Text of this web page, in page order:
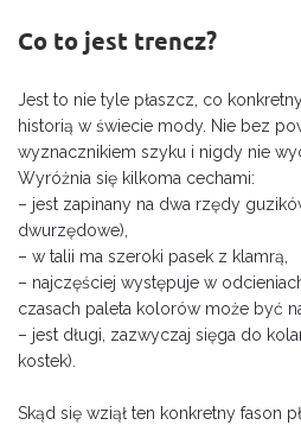
Co to jest trencz?
Jest to nie tyle płaszcz, co
historią w świecie mody. Nie bez
wyznacznikiem szyku i nigdy nie
Wyróżnia się kilkoma cechami:
– jest zapinany na dwa rzędy
dwurzędowe),
– w talii ma szeroki pasek z klamrą,
– najczęściej występuje w
czasach paleta kolorów może być
– jest długi, zazwyczaj sięga do
kostek).
Skąd się wziął ten konkretny fason